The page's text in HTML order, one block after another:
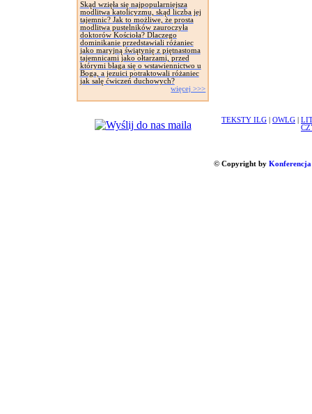
Skąd wzięła się najpopularniejsza
modlitwa katolicyzmu, skąd liczba jej
tajemnic? Jak to możliwe, że prosta
modlitwa pustelników zauroczyła
doktorów Kościoła? Dlaczego
dominikanie przedstawiali różaniec
jako maryjną świątynię z piętnastoma
tajemnicami jako ołtarzami, przed
którymi błaga się o wstawiennictwo u
Boga, a jezuici potraktowali różaniec
jak salę ćwiczeń duchowych?
więcej >>>
TEKSTY ILG OWLG
© Copyright by Konferencja